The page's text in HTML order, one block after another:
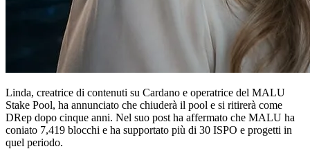
Linda, creatrice di contenuti su Cardano e operatrice del MALU
Stake Pool, ha annunciato che chiuderà il pool e si ritirerà come
DRep dopo cinque anni. Nel suo post ha affermato che MALU ha
coniato 7,419 blocchi e ha supportato più di 30 ISPO e progetti in
quel periodo.